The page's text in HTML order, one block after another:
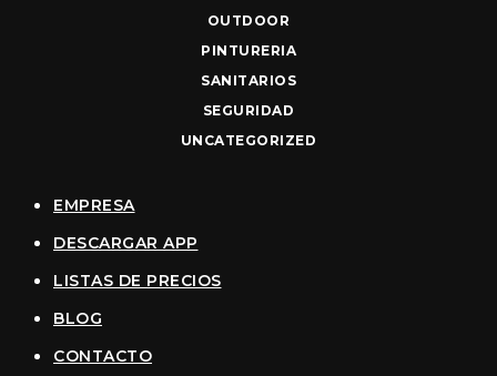
OUTDOOR
PINTURERIA
SANITARIOS
SEGURIDAD
UNCATEGORIZED
EMPRESA
DESCARGAR APP
LISTAS DE PRECIOS
BLOG
CONTACTO